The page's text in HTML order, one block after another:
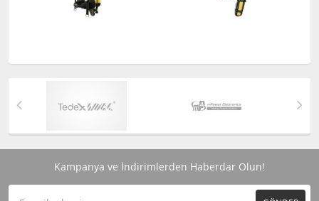
Kampanya ve İndirimlerden Haberdar Olun!